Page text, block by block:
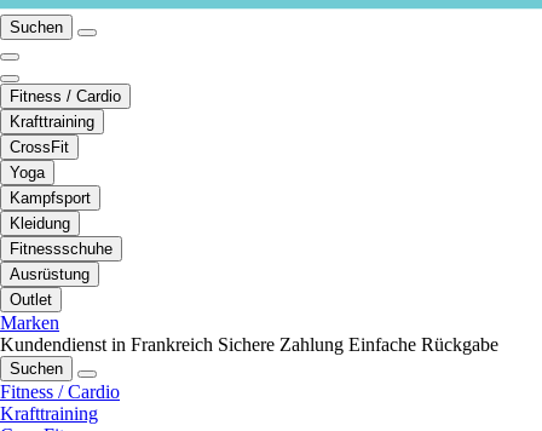
Suchen
Fitness / Cardio
Krafttraining
CrossFit
Yoga
Kampfsport
Kleidung
Fitnessschuhe
Ausrüstung
Outlet
Marken
Kundendienst in Frankreich Sichere Zahlung Einfache Rückgabe
Suchen
Fitness / Cardio
Krafttraining